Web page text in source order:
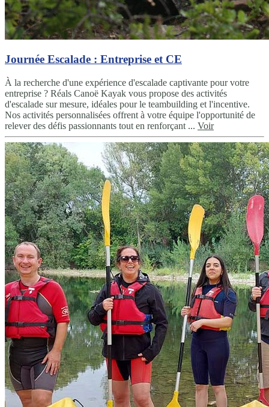
Journée Escalade : Entreprise et CE
À la recherche d'une expérience d'escalade captivante pour votre
entreprise ? Réals Canoë Kayak vous propose des activités
d'escalade sur mesure, idéales pour le teambuilding et l'incentive.
Nos activités personnalisées offrent à votre équipe l'opportunité de
relever des défis passionnants tout en renforçant ... Voir